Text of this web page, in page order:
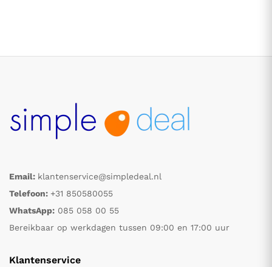
Email: klantenservice@simpledeal.nl
Telefoon: +31 850580055
WhatsApp: 085 058 00 55
Bereikbaar op werkdagen tussen 09:00 en 17:00 uur
Klantenservice